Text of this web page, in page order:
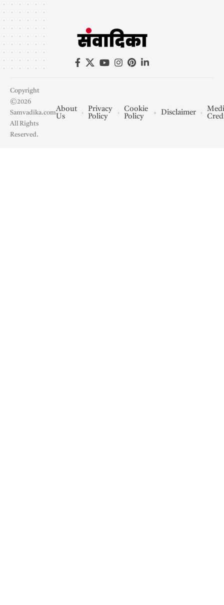
Copyright
©2026
Samvadika.com
All Rights
Reserved.
About
Us
Privacy
Policy
Cookie
Policy
Disclaimer